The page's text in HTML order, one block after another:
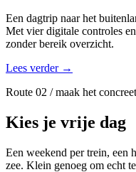
Een dagtrip naar het
Met vier digitale controles
zonder bereik overzicht.
Lees verder →
Route 02 / maak het concreet
Kies je vrije dag
Een weekend per trein, een
zee. Klein genoeg om echt